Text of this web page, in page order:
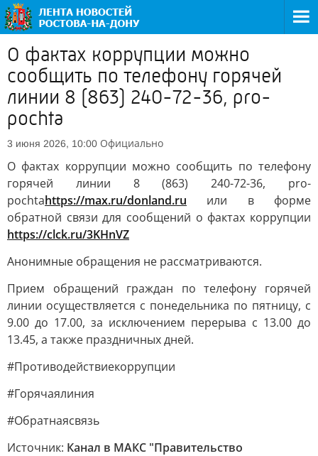
О фактах коррупции можно
сообщить по телефону горячей
линии 8 (863) 240-72-36, pro-
pochta
3 июня 2026, 10:00 Официально
О фактах коррупции можно сообщить по телефону
горячей линии 8 (863) 240-72-36, pro-
pochtahttps://max.ru/donland.ru или в форме
обратной связи для сообщений о фактах коррупции
https://clck.ru/3KHnVZ
Анонимные обращения не рассматриваются.
Прием обращений граждан по телефону горячей
линии осуществляется с понедельника по пятницу, с
9.00 до 17.00, за исключением перерыва с 13.00 до
13.45, а также праздничных дней.
#Противодействиекоррупции
#Горячаялиния
#Обратнаясвязь
Источник: Канал в МАКС "Правительство